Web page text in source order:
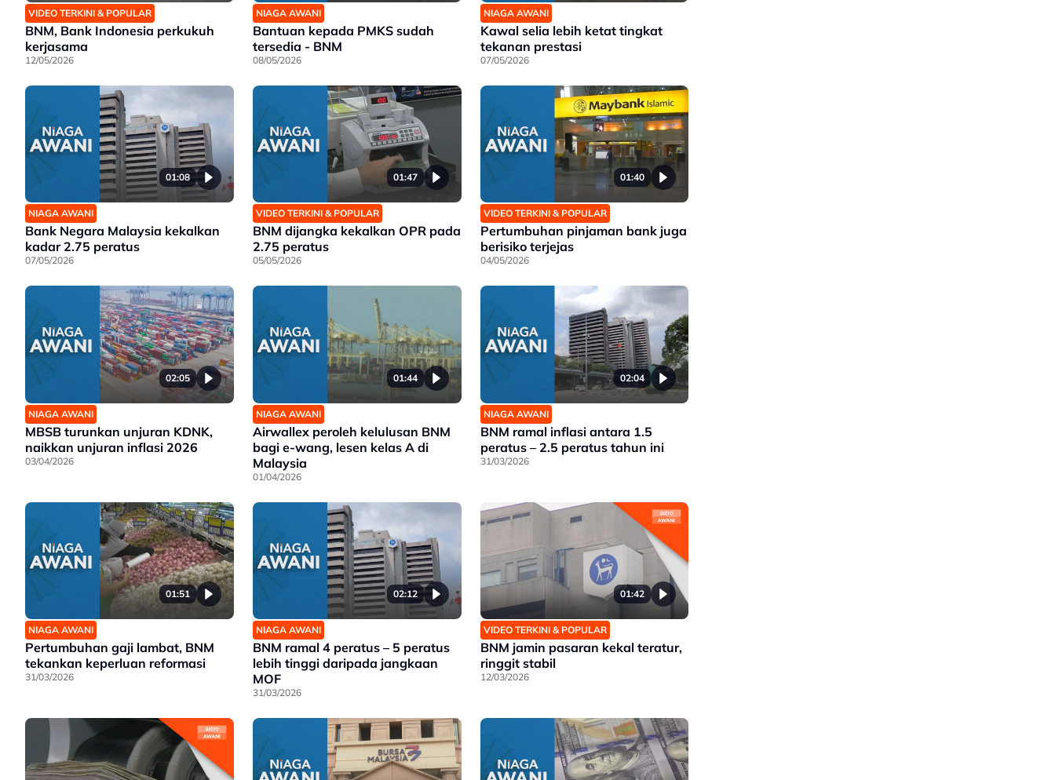
VIDEO TERKINI & POPULAR
BNM, Bank Indonesia perkukuh
kerjasama
12/05/2026
NIAGA AWANI
Bantuan kepada PMKS sudah
tersedia - BNM
08/05/2026
NIAGA AWANI
Kawal selia lebih ketat tingkat
tekanan prestasi
07/05/2026
01:08
NIAGA AWANI
Bank Negara Malaysia kekalkan
kadar 2.75 peratus
07/05/2026
01:47
VIDEO TERKINI & POPULAR
BNM dijangka kekalkan OPR pada
2.75 peratus
05/05/2026
01:40
VIDEO TERKINI & POPULAR
Pertumbuhan pinjaman bank juga
berisiko terjejas
04/05/2026
02:05
NIAGA AWANI
MBSB turunkan unjuran KDNK,
naikkan unjuran inflasi 2026
03/04/2026
01:44
NIAGA AWANI
Airwallex peroleh kelulusan BNM
bagi e-wang, lesen kelas A di
Malaysia
01/04/2026
02:04
NIAGA AWANI
BNM ramal inflasi antara 1.5
peratus – 2.5 peratus tahun ini
31/03/2026
01:51
NIAGA AWANI
Pertumbuhan gaji lambat, BNM
tekankan keperluan reformasi
31/03/2026
02:12
NIAGA AWANI
BNM ramal 4 peratus – 5 peratus
lebih tinggi daripada jangkaan
MOF
31/03/2026
01:42
VIDEO TERKINI & POPULAR
BNM jamin pasaran kekal teratur,
ringgit stabil
12/03/2026